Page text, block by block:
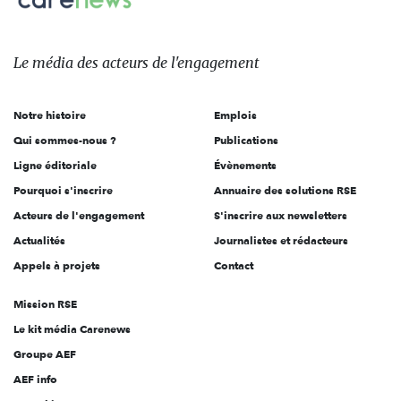
Le
des
l'engagement
Le média des acteurs de l'engagement
Notre histoire
Qui sommes-nous ?
Ligne éditoriale
Pourquoi s'inscrire
Acteurs de l'engagement
Actualités
Appels à projets
Emplois
Publications
Évènements
Annuaire des solutions RSE
S'inscrire aux newsletters
Journalistes et rédacteurs
Contact
Mission RSE
Le kit média Carenews
Groupe AEF
AEF info